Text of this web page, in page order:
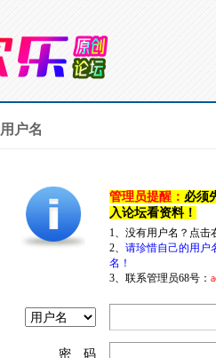
户名
管理员提醒： 必须
入论坛看资料！
1、没有用户名？点
2、 请珍惜自己的用户
名！
3、联系管理员68号：
密 码